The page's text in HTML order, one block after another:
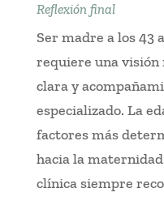
Reflexión final
Ser madre a los 43
requiere una
clara y
especializado. La
factores más
hacia la
clínica siempre